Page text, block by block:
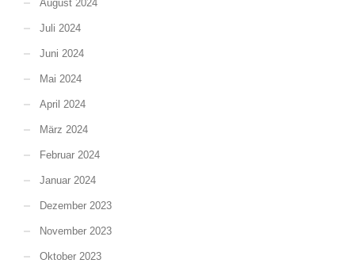
August 2024
Juli 2024
Juni 2024
Mai 2024
April 2024
März 2024
Februar 2024
Januar 2024
Dezember 2023
November 2023
Oktober 2023